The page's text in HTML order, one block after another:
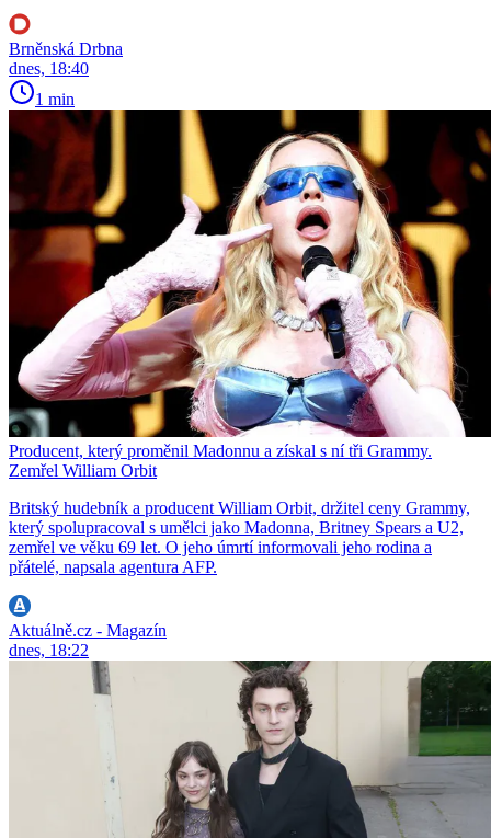
Brněnská Drbna
dnes, 18:40
1 min
Producent, který proměnil Madonnu a získal s ní tři Grammy.
Zemřel William Orbit
Britský hudebník a producent William Orbit, držitel ceny Grammy,
který spolupracoval s umělci jako Madonna, Britney Spears a U2,
zemřel ve věku 69 let. O jeho úmrtí informovali jeho rodina a
přátelé, napsala agentura AFP.
Aktuálně.cz - Magazín
dnes, 18:22